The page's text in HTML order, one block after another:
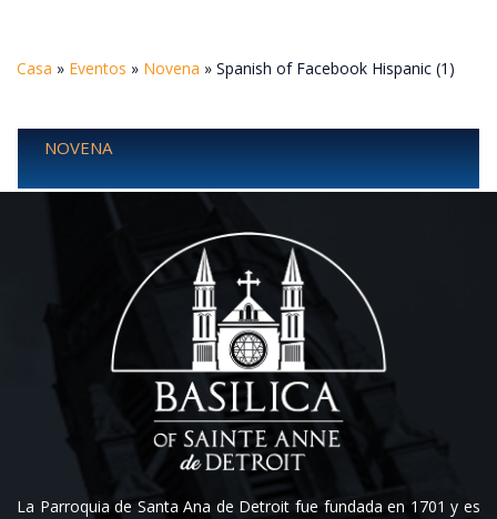
Casa » Eventos » Novena » Spanish of Facebook Hispanic (1)
NOVENA
La Parroquia de Santa Ana de Detroit fue fundada en 1701 y es